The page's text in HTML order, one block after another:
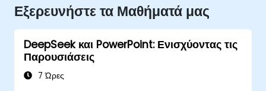
Εξερευνήστε τα Μαθήματά μας
DeepSeek και PowerPoint: Ενισχύοντας τις
Παρουσιάσεις
7 Ώρες